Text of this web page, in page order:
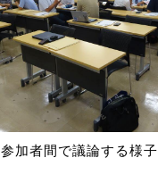
参加者間で議論する様子